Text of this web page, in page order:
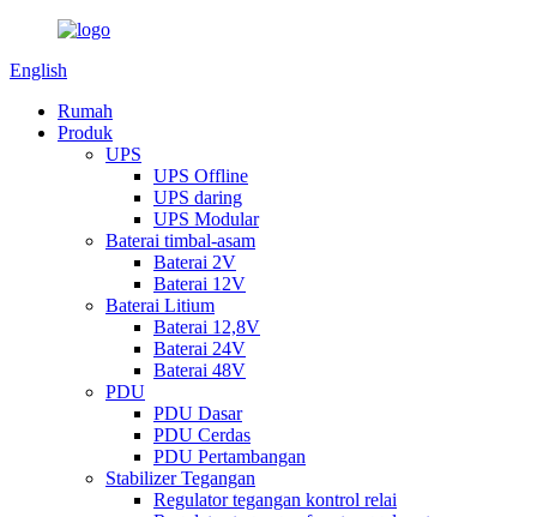
English
Rumah
Produk
UPS
UPS Offline
UPS daring
UPS Modular
Baterai timbal-asam
Baterai 2V
Baterai 12V
Baterai Litium
Baterai 12,8V
Baterai 24V
Baterai 48V
PDU
PDU Dasar
PDU Cerdas
PDU Pertambangan
Stabilizer Tegangan
Regulator tegangan kontrol relai